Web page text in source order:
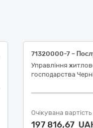
Управління
господарства
Очікувана вартість
197 816,67